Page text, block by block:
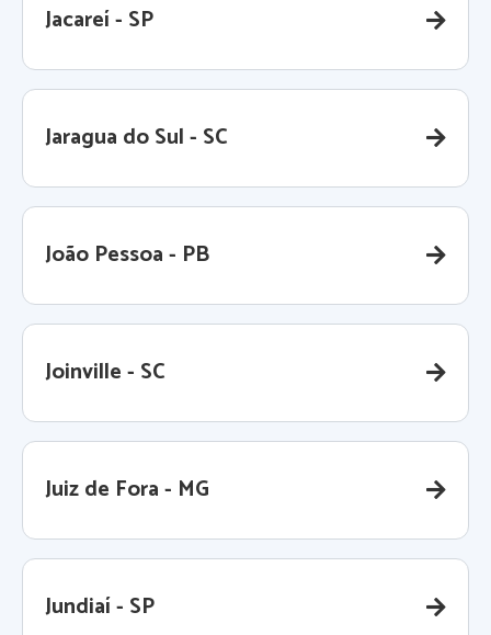
Jacareí - SP
Jaragua do Sul - SC
João Pessoa - PB
Joinville - SC
Juiz de Fora - MG
Jundiaí - SP